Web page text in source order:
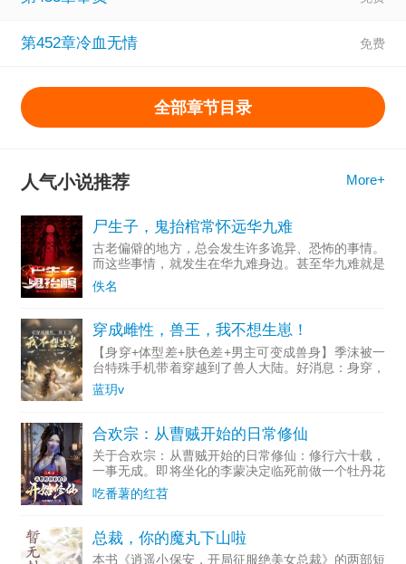
第452章冷血无情
全部章节目录
人气小说推荐 More+
尸生子，鬼抬棺常怀远华九难
古老偏僻的地方，总会发生许多诡异、恐怖的事情。
而这些事情，就发生在华九难身边。甚至华九难就是
这些事情的一部分。比如，他是尸生子！
佚名
穿成雌性，兽王，我不想生崽！
【身穿+体型差+肤色差+男主可变成兽身】季沫被一
台特殊手机带着穿越到了兽人大陆。好消息：身穿，
她还是她自己。季沫发现这个兽人世界，真的不适合
她这个人类生存。天天吃烤肉，连咸味都没有。算
蓝玥v
合欢宗：从曹贼开始的日常修仙
关于合欢宗：从曹贼开始的日常修仙：修行六十载，
一事无成。即将坐化的李蒙决定临死前做一个牡丹花
下鬼。却没想到意外激活了晚到的“系统”。人至暮年
的李蒙开始了自己在合欢宗低调的日常修仙生活。
吃番薯的红苕
总裁，你的魔丸下山啦
本书《逍遥小保安，开局征服绝美女总裁》的两部短